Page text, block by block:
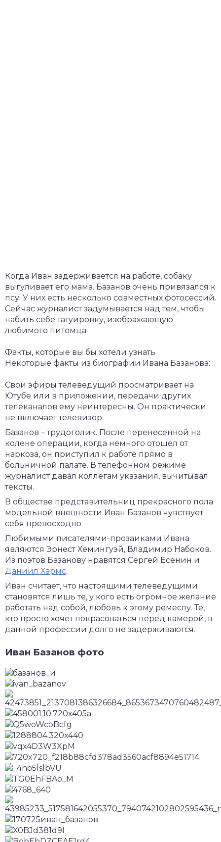
Когда Иван задерживается на работе, собаку
выгуливает его мама. Базанов очень привязался к
псу. У них есть несколько совместных фотосессий.
Сейчас журналист задумывается над тем, чтобы
набить себе татуировку, изображающую
любимого питомца.
Факты, которые вы бы хотели узнать
Некоторые факты из биографии Ивана Базанова:
Свои эфиры телеведущий просматривает на
Ютубе или в приложении, передачи других
телеканалов ему неинтересны. Он практически
не включает телевизор.
Базанов – трудоголик. После перенесенной на
колене операции, когда немного отошел от
наркоза, он приступил к работе прямо в
больничной палате. В телефонном режиме
журналист давал коллегам указания, вычитывал
тексты.
В обществе представительниц прекрасного пола
модельной внешности Иван Базанов чувствует
себя превосходно.
Любимыми писателями-прозаиками Ивана
являются Эрнест Хемингуэй, Владимир Набоков.
Из поэтов Базанову нравятся Сергей Есенин и
Даниил Хармс.
Иван считает, что настоящими телеведущими
становятся лишь те, у кого есть огромное желание
работать над собой, любовь к этому ремеслу. Те,
кто просто хочет покрасоваться перед камерой, в
данной профессии долго не задерживаются.
Иван Базанов фото